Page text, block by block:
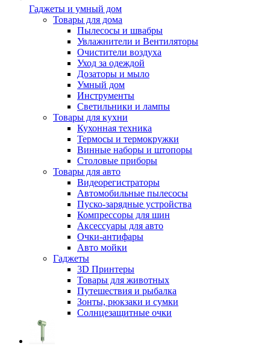
Гаджеты и умный дом
Товары для дома
Пылесосы и швабры
Увлажнители и Вентиляторы
Очистители воздуха
Уход за одеждой
Дозаторы и мыло
Умный дом
Инструменты
Светильники и лампы
Товары для кухни
Кухонная техника
Термосы и термокружки
Винные наборы и штопоры
Столовые приборы
Товары для авто
Видеорегистраторы
Автомобильные пылесосы
Пуско-зарядные устройства
Компрессоры для шин
Аксессуары для авто
Очки-антифары
Авто мойки
Гаджеты
3D Принтеры
Товары для животных
Путешествия и рыбалка
Зонты, рюкзаки и сумки
Солнцезащитные очки